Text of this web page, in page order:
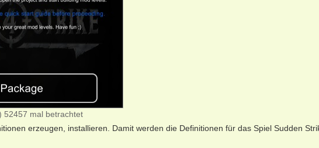
52457 mal betrachtet
erzeugen, installieren. Damit werden die Definitionen für das Spiel Sudden